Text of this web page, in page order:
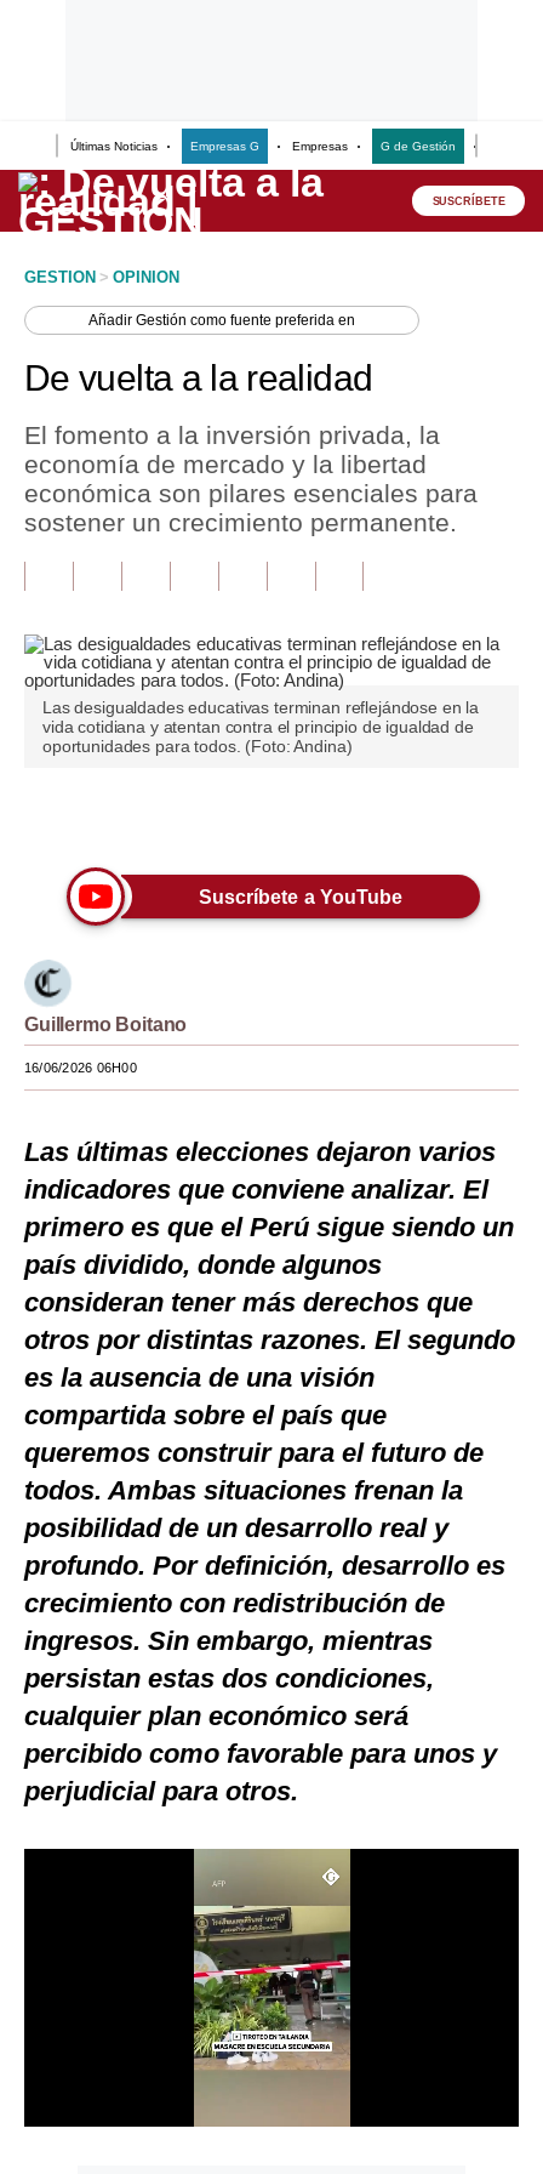
Últimas Noticias Empresas G Empresas G de Gestión
Lo último
Peru Quiosco
Economía
Mercados
Perú
Tu Dinero
Finanzas Personales
Inmobiliarias
Plus G
Pregunta de hoy
Tendencias
Lujo
Viajes
Mundo
EEUU
México
España
Internacional
Tecnología
Mix
G de Gestión
Notas Contratadas
Podcast
Gestión TV
Videos
Fotogalerías
Política
SUSCRÍBETE
GESTION > OPINION
AñadirGestión como fuente preferida en
De vuelta a la realidad
El fomento a la inversión privada, la
economía de mercado y la libertad
económica son pilares esenciales para
sostener un crecimiento permanente.
Las desigualdades educativas terminan reflejándose en la
vida cotidiana y atentan contra el principio de igualdad de
oportunidades para todos. (Foto: Andina)
Suscríbete a YouTube
Guillermo Boitano
16/06/2026 06H00
Las últimas elecciones dejaron varios
indicadores que conviene analizar. El
primero es que el Perú sigue siendo un
país dividido, donde algunos
consideran tener más derechos que
otros por distintas razones. El segundo
es la ausencia de una visión
compartida sobre el país que
queremos construir para el futuro de
todos. Ambas situaciones frenan la
posibilidad de un desarrollo real y
profundo. Por definición, desarrollo es
crecimiento con redistribución de
ingresos. Sin embargo, mientras
persistan estas dos condiciones,
cualquier plan económico será
percibido como favorable para unos y
perjudicial para otros.